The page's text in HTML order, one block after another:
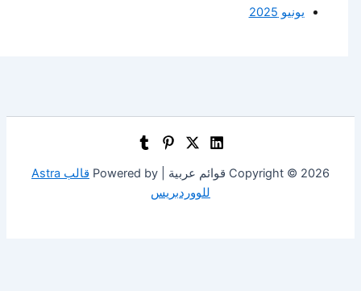
يونيو 2025
Copyright © 2026 قوائم عربية | Powered by
قالب Astra
للووردبريس